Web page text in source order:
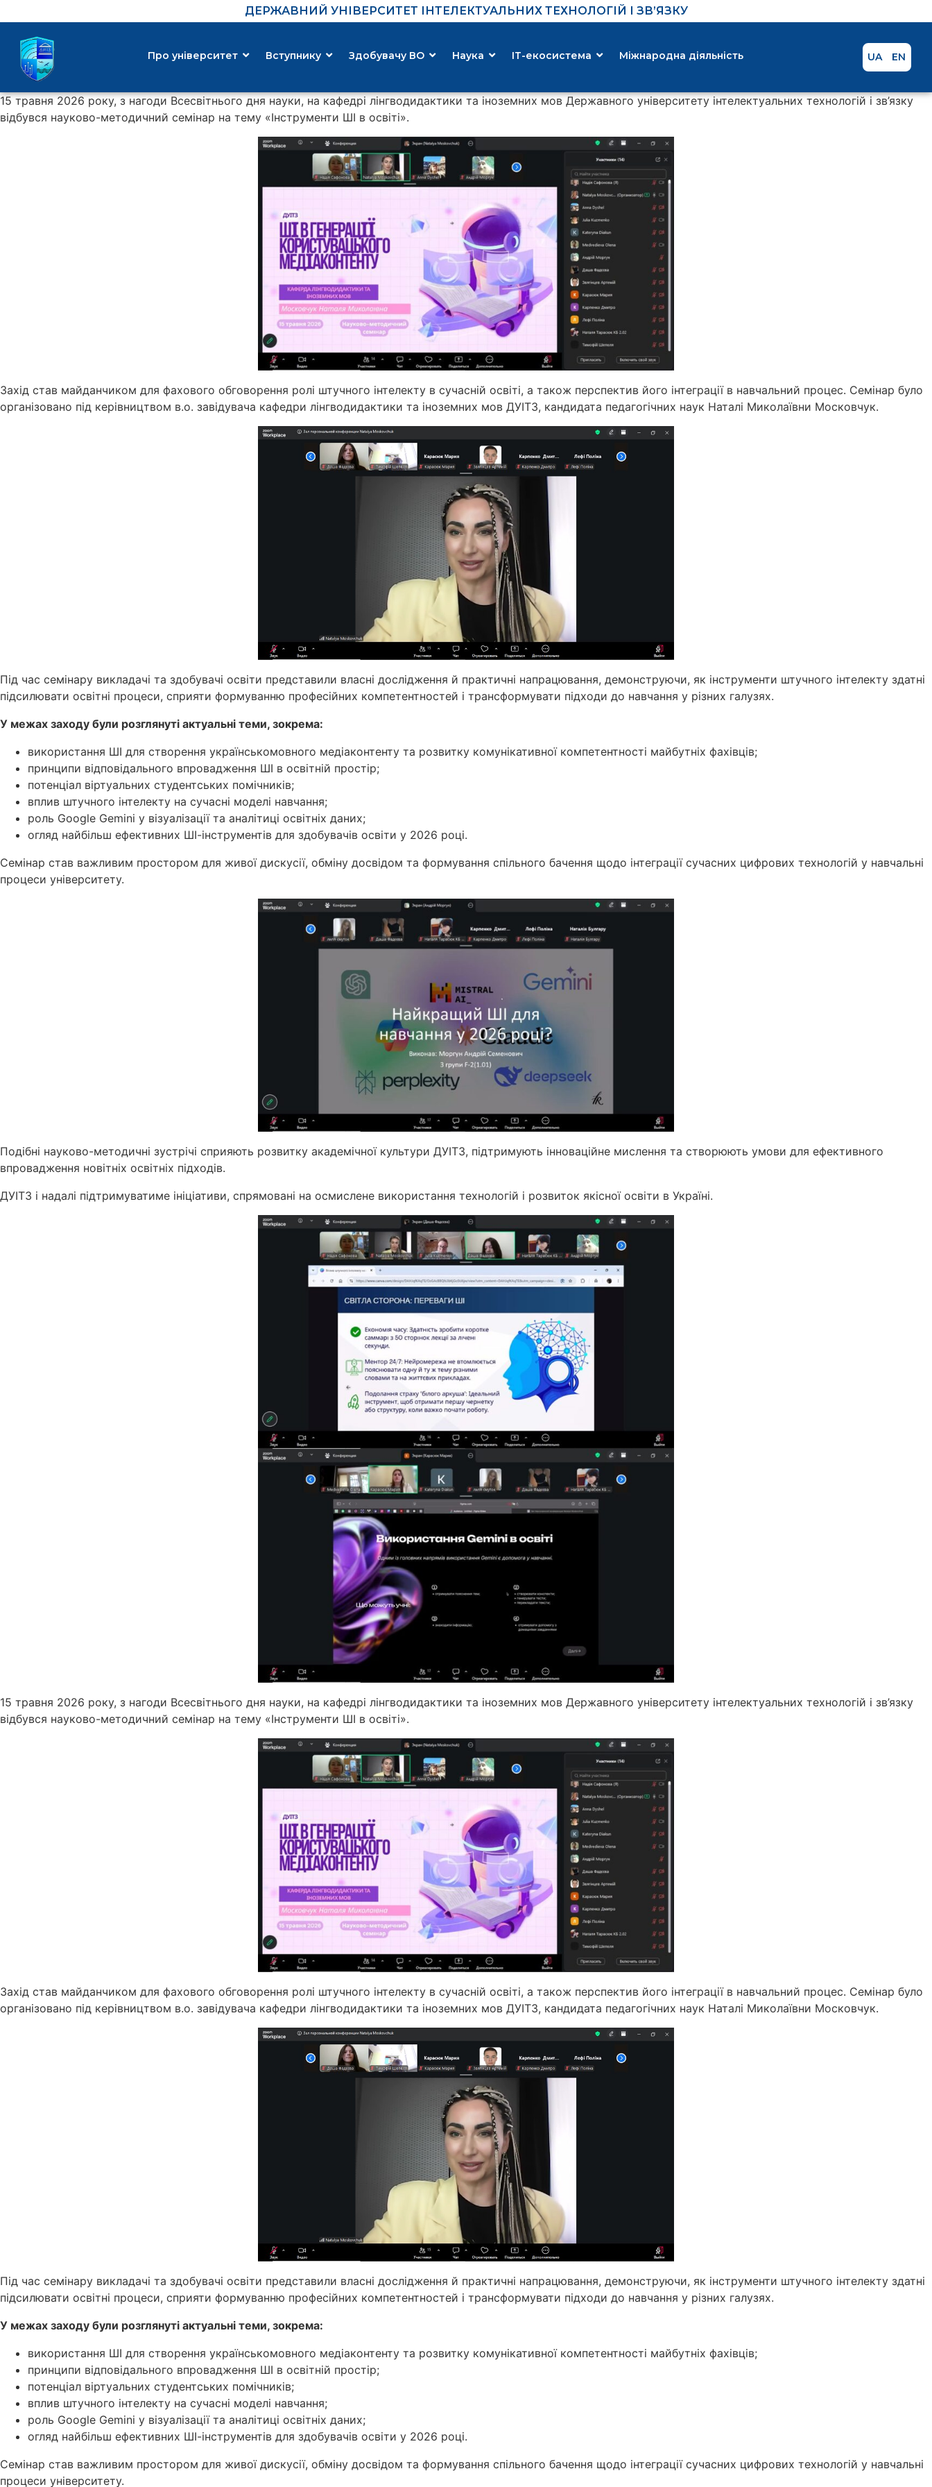
ДЕРЖАВНИЙ УНІВЕРСИТЕТ ІНТЕЛЕКТУАЛЬНИХ ТЕХНОЛОГІЙ І ЗВ’ЯЗКУ
Про університет Вступнику Здобувачу ВО Наука ІТ-екосистема Міжнародна діяльність UA EN
15 травня 2026 року, з нагоди Всесвітнього дня науки, на кафедрі лінгводидактики та іноземних мов Державного університету інтелектуальних технологій і зв’язку
відбувся науково-методичний семінар на тему «Інструменти ШІ в освіті».
Захід став майданчиком для фахового обговорення ролі штучного інтелекту в сучасній освіті, а також перспектив його інтеграції в навчальний процес. Семінар було
організовано під керівництвом в.о. завідувача кафедри лінгводидактики та іноземних мов ДУІТЗ, кандидата педагогічних наук Наталі Миколаївни Московчук.
Під час семінару викладачі та здобувачі освіти представили власні дослідження й практичні напрацювання, демонструючи, як інструменти штучного інтелекту здатні
підсилювати освітні процеси, сприяти формуванню професійних компетентностей і трансформувати підходи до навчання у різних галузях.
У межах заходу були розглянуті актуальні теми, зокрема:
використання ШІ для створення українськомовного медіаконтенту та розвитку комунікативної компетентності майбутніх фахівців;
принципи відповідального впровадження ШІ в освітній простір;
потенціал віртуальних студентських помічників;
вплив штучного інтелекту на сучасні моделі навчання;
роль Google Gemini у візуалізації та аналітиці освітніх даних;
огляд найбільш ефективних ШІ-інструментів для здобувачів освіти у 2026 році.
Семінар став важливим простором для живої дискусії, обміну досвідом та формування спільного бачення щодо інтеграції сучасних цифрових технологій у навчальні
процеси університету.
Подібні науково-методичні зустрічі сприяють розвитку академічної культури ДУІТЗ, підтримують інноваційне мислення та створюють умови для ефективного
впровадження новітніх освітніх підходів.
ДУІТЗ і надалі підтримуватиме ініціативи, спрямовані на осмислене використання технологій і розвиток якісної освіти в Україні.
15 травня 2026 року, з нагоди Всесвітнього дня науки, на кафедрі лінгводидактики та іноземних мов Державного університету інтелектуальних технологій і зв’язку
відбувся науково-методичний семінар на тему «Інструменти ШІ в освіті».
Захід став майданчиком для фахового обговорення ролі штучного інтелекту в сучасній освіті, а також перспектив його інтеграції в навчальний процес. Семінар було
організовано під керівництвом в.о. завідувача кафедри лінгводидактики та іноземних мов ДУІТЗ, кандидата педагогічних наук Наталі Миколаївни Московчук.
Під час семінару викладачі та здобувачі освіти представили власні дослідження й практичні напрацювання, демонструючи, як інструменти штучного інтелекту здатні
підсилювати освітні процеси, сприяти формуванню професійних компетентностей і трансформувати підходи до навчання у різних галузях.
У межах заходу були розглянуті актуальні теми, зокрема:
використання ШІ для створення українськомовного медіаконтенту та розвитку комунікативної компетентності майбутніх фахівців;
принципи відповідального впровадження ШІ в освітній простір;
потенціал віртуальних студентських помічників;
вплив штучного інтелекту на сучасні моделі навчання;
роль Google Gemini у візуалізації та аналітиці освітніх даних;
огляд найбільш ефективних ШІ-інструментів для здобувачів освіти у 2026 році.
Семінар став важливим простором для живої дискусії, обміну досвідом та формування спільного бачення щодо інтеграції сучасних цифрових технологій у навчальні
процеси університету.